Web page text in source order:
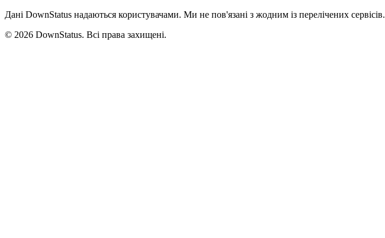
Дані DownStatus надаються користувачами. Ми не пов'язані з жодним із перелічених сервісів.
© 2026 DownStatus. Всі права захищені.